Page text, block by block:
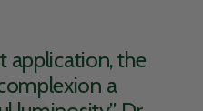
application, the
a